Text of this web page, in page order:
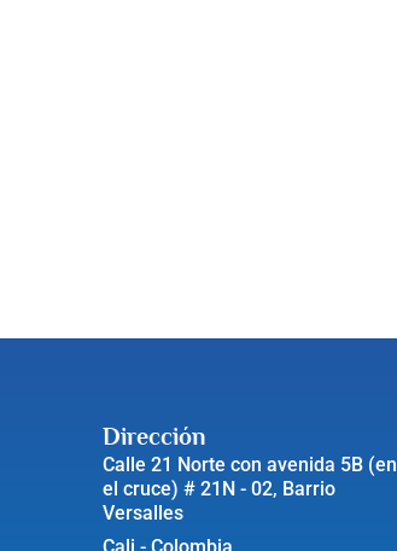
Dirección
Calle 21 Norte con avenida 5B (en
el cruce) # 21N - 02, Barrio
Versalles